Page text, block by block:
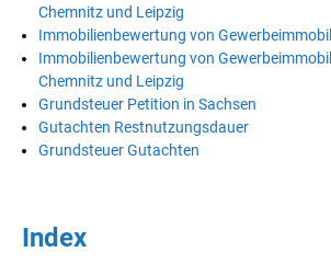
Chemnitz und Leipzig
Immobilienbewertung von
Immobilienbewertung von
Chemnitz und Leipzig
Grundsteuer Petition in Sachsen
Gutachten Restnutzungsdauer
Grundsteuer Gutachten
Index